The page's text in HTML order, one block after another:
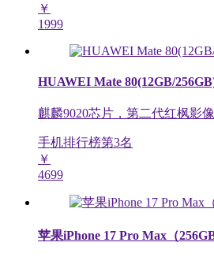
￥
1999
HUAWEI Mate 80(12GB/
麒麟9020芯片，第二代红枫影
手机排行榜第3名
￥
4699
苹果iPhone 17 Pro Max（256GB